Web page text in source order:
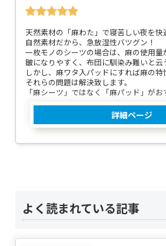
天然素材の「麻わた」で寝苦しい夜を快
自然素材だから、急放湿性バツグン！
一枚モノのシーツの場合は、麻の使用量
皺になりやすく、布団に馴染み難いと云
しかし、麻ワタ入パッドにすれば麻の特
それらの問題は解決致します。
「麻シーツ」ではなく「麻パッド」が
詳細ページ
よく読まれている記事